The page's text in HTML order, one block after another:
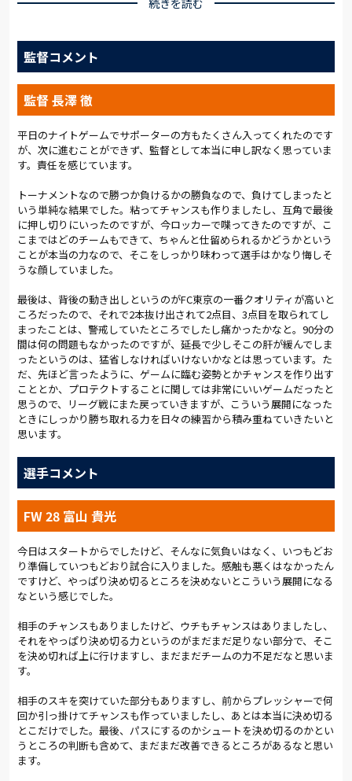
狙いから先発に選んだのはGK加藤、最終ラインは浦上、中山、
チ中央に並び、カプリーニ、中野、富山が前線で三角形を形作
った。直近の秋田戦から先発11人全員を入れ替えたフレッシュ
な陣容だ。
大宮のキックオフで始まった試合は、開始早々からFC東京の推
進力の前に押し込まれる展開となる。なかなかボールを運べ
ず、自陣で我慢の立ち上がり。8分、右サイドを駆け上がった関
口が狙い、続けてセカンドボールを拾った谷内田も右足を振っ
たが、どちらも相手にブロックされた。
10分過ぎには、相手のプレッシングをかわせずに下げたボール
がそのままゴールラインを割り、CKのピンチとなる。木村とエ
ンリケ・トレヴィザンに立て続けにヘディングを許してヒヤリ
としたが、ここは加藤が必死のセーブで難を逃れた。
だが、その後もFC東京にポゼッションを許し、劣勢の中で与え
たCKからゴールを脅かされてしまう。中野と安光のカウンター
から最後はカプリーニが狙うシーンもあったが、22分には長友
からパスを受けた15歳の北原に、ゴール正面からあわやの左足
シュートを打たれた。
大宮がつかんだ最初の決定機は29分。関口が右サイドから中央
へドリブルを仕掛け、そのまま左足を振り抜く。低い弾道のシ
ュートがゴールを襲ったが、わずかに左に外れて先制点とはな
らなかった。
リーニと富山が絡みCKを奪い、阿部が果敢なドリブルでペナル
ティエリア内に侵入し、中野が右足シュートで相手GKにセーブ
を強いる。
前半の残り10分はFC東京の圧力を跳ね返せるようになり、中盤
でパスがつながり出す。阿部のパスからカプリーニがゴールに
迫り、アディショナルタイムにはショートカウンターから再びカ
プリーニが右足で決定機を迎える。谷内田のFKを富山が絶妙な
ヘディングで流し込んだ場面はオフサイドの判定となり、両チー
後半もFC東京がボールを握る展開で進むが、大宮は崩れない。
中山がマルセロ・ヒアンとの競り合いを制し、GK加藤はパンチ
ングでピンチを凌ぐ。しっかり耐えてからカウンターを繰り出
試合はどちらに転んでも不思議ではない展開に。
56分、長友のラストパスからマルセロ・ヒアンに先制点を許し
たが、直後のキックオフをゴール前まで運び、攻めの姿勢を貫
く。63分に杉本とガブリエウを同時投入。2分後には藤井とオリ
監督コメント
監督 長澤 徹
平日のナイトゲームでサポーターの方もたくさん入ってくれたのです
が、次に進むことができず、監督として本当に申し訳なく思っていま
す。責任を感じています。
トーナメントなので勝つか負けるかの勝負なので、負けてしまったと
いう単純な結果でした。粘ってチャンスも作りましたし、互角で最後
に押し切りにいったのですが、今ロッカーで喋ってきたのですが、こ
こまではどのチームもできて、ちゃんと仕留められるかどうかという
ことが本当の力なので、そこをしっかり味わって選手はかなり悔しそ
うな顔していました。
最後は、背後の動き出しというのがFC東京の一番クオリティが高いと
ころだったので、それで2本抜け出されて2点目、3点目を取られてし
まったことは、警戒していたところでしたし痛かったかなと。90分の
間は何の問題もなかったのですが、延長で少しそこの肝が緩んでしま
ったというのは、猛省しなければいけないかなとは思っています。た
だ、先ほど言ったように、ゲームに臨む姿勢とかチャンスを作り出す
こととか、プロテクトすることに関しては非常にいいゲームだったと
思うので、リーグ戦にまた戻っていきますが、こういう展開になった
ときにしっかり勝ち取れる力を日々の練習から積み重ねていきたいと
思います。
選手コメント
FW 28 富山 貴光
今日はスタートからでしたけど、そんなに気負いはなく、いつもどお
り準備していつもどおり試合に入りました。感触も悪くはなかったん
ですけど、やっぱり決め切るところを決めないとこういう展開になる
なという感じでした。
相手のチャンスもありましたけど、ウチもチャンスはありましたし、
それをやっぱり決め切る力というのがまだまだ足りない部分で、そこ
を決め切れば上に行けますし、まだまだチームの力不足だなと思いま
す。
相手のスキを突けていた部分もありますし、前からプレッシャーで何
回か引っ掛けてチャンスも作っていましたし、あとは本当に決め切る
とこだけでした。最後、パスにするのかシュートを決め切るのかとい
うところの判断も含めて、まだまだ改善できるところがあるなと思い
ます。